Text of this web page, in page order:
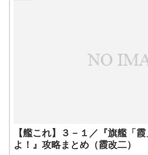
【艦これ】３－１／『旗艦「
よ！』攻略まとめ（霞改二）